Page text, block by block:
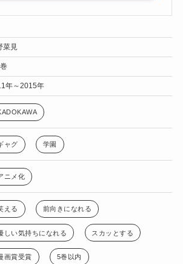
菜見
年～2015年
ャグ 学園
ニメ化
える 前向きになれる
しい気持ちになれる スカッとする
画賞受賞 5巻以内